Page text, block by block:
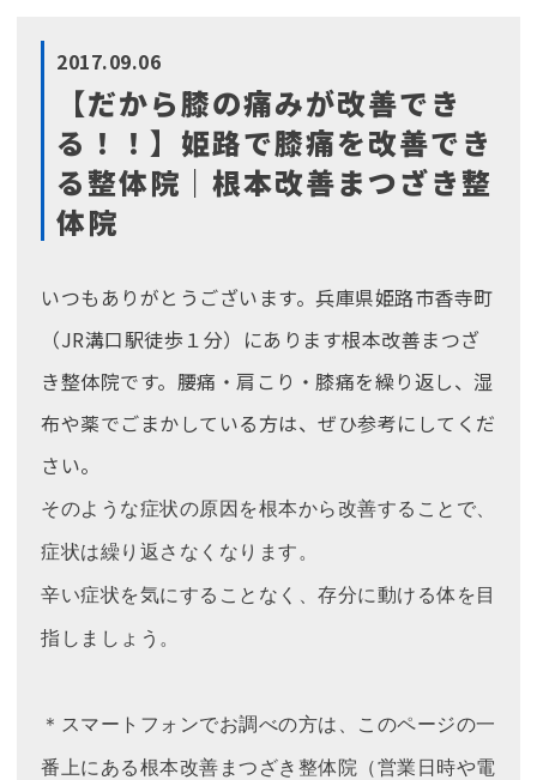
2017.09.06
【だから膝の痛みが改善でき
る！！】姫路で膝痛を改善でき
る整体院｜根本改善まつざき整
体院
いつもありがとうございます。兵庫県姫路市香寺町
（JR溝口駅徒歩１分）にあります根本改善まつざ
き整体院です。腰痛・肩こり・膝痛を繰り返し、湿
布や薬でごまかしている方は、ぜひ参考にしてくだ
さい。
そのような症状の原因を根本から改善することで、
症状は繰り返さなくなります。
辛い症状を気にすることなく、存分に動ける体を目
指しましょう。
＊スマートフォンでお調べの方は、このページの一
番上にある根本改善まつざき整体院（営業日時や電